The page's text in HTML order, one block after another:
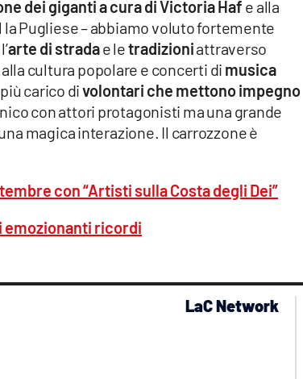
dei giganti a cura di Victoria Haf e alla
la Pugliese – abbiamo voluto fortemente
arte di stradae letradizioniattraverso
cultura popolare e concerti di musica
carico divolontari che mettono impegno
con attori protagonisti ma una grande
magica interazione. Il carrozzone è
con “Artisti sulla Costa degli Dei”
emozionanti ricordi
LaC Network